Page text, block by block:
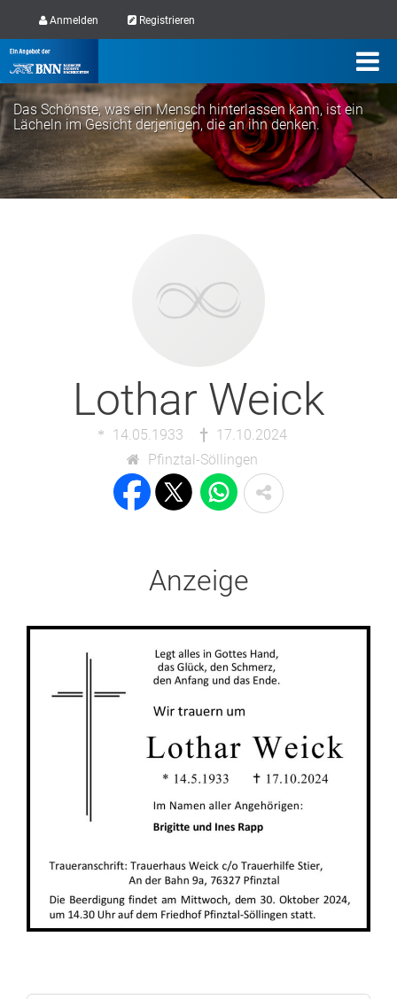
Anmelden Registrieren
Das Schönste, was ein Mensch hinterlassen kann, ist ein
Lächeln im Gesicht derjenigen, die an ihn denken.
Lothar Weick
14.05.1933
17.10.2024
Pfinztal-Söllingen
Anzeige